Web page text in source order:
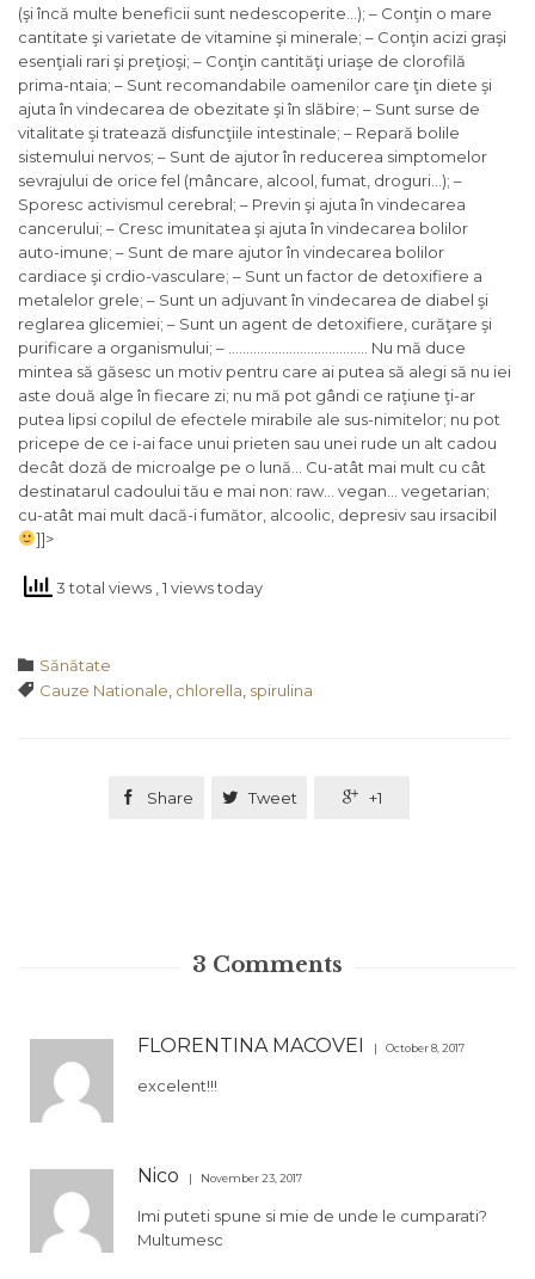
(şi încă multe beneficii sunt nedescoperite…); – Conţin o mare
cantitate şi varietate de vitamine şi minerale; – Conţin acizi graşi
esenţiali rari şi preţioşi; – Conţin cantităţi uriaşe de clorofilă
prima-ntaia; – Sunt recomandabile oamenilor care ţin diete şi
ajuta în vindecarea de obezitate şi în slăbire; – Sunt surse de
vitalitate şi tratează disfuncţiile intestinale; – Repară bolile
sistemului nervos; – Sunt de ajutor în reducerea simptomelor
sevrajului de orice fel (mâncare, alcool, fumat, droguri…); –
Sporesc activismul cerebral; – Previn şi ajuta în vindecarea
cancerului; – Cresc imunitatea şi ajuta în vindecarea bolilor
auto-imune; – Sunt de mare ajutor în vindecarea bolilor
cardiace şi crdio-vasculare; – Sunt un factor de detoxifiere a
metalelor grele; – Sunt un adjuvant în vindecarea de diabel şi
reglarea glicemiei; – Sunt un agent de detoxifiere, curăţare şi
purificare a organismului; – ………………………………… Nu mă duce
mintea să găsesc un motiv pentru care ai putea să alegi să nu iei
aste două alge în fiecare zi; nu mă pot gândi ce raţiune ţi-ar
putea lipsi copilul de efectele mirabile ale sus-nimitelor; nu pot
pricepe de ce i-ai face unui prieten sau unei rude un alt cadou
decât doză de microalge pe o lună… Cu-atât mai mult cu cât
destinatarul cadoului tău e mai non: raw… vegan… vegetarian;
cu-atât mai mult dacă-i fumător, alcoolic, depresiv sau irsacibil
]]>
3 total views , 1 views today
 Category
Sănătate
 Tags
Cauze Nationale chlorella spirulina
 Share  Tweet  +1
3 Comments
FLORENTINA MACOVEI October 8, 2017
excelent!!!
Nico November 23, 2017
Imi puteti spune si mie de unde le cumparati?
Multumesc